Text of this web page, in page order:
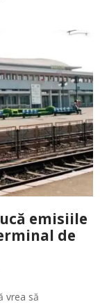
emisiile
de
vrea să